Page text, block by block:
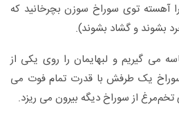
آهسته توی سوراخ سوزن بچرخانید که
بشوند و گشاد بشوند).
می گیریم و لبهایمان را روی یکی از
سوراخ یک طرفش با قدرت تمام فوت می
از سوراخ دیگه بیرون می ریزد.